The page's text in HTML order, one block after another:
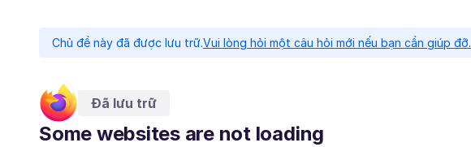
Chủ đề này đã được lưu trữ.Vui lòng hỏi một câu hỏi mới nếu bạn cần giúp đỡ.
Đã lưu trữ
Some websites are not loading